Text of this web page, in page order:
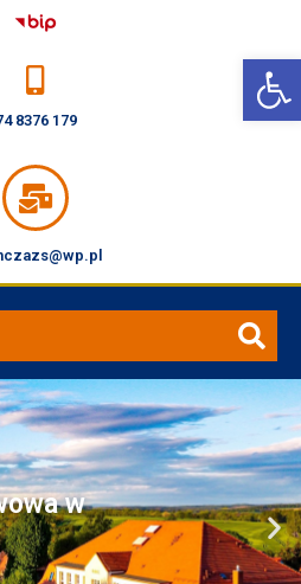
Open toolbar
8376 179